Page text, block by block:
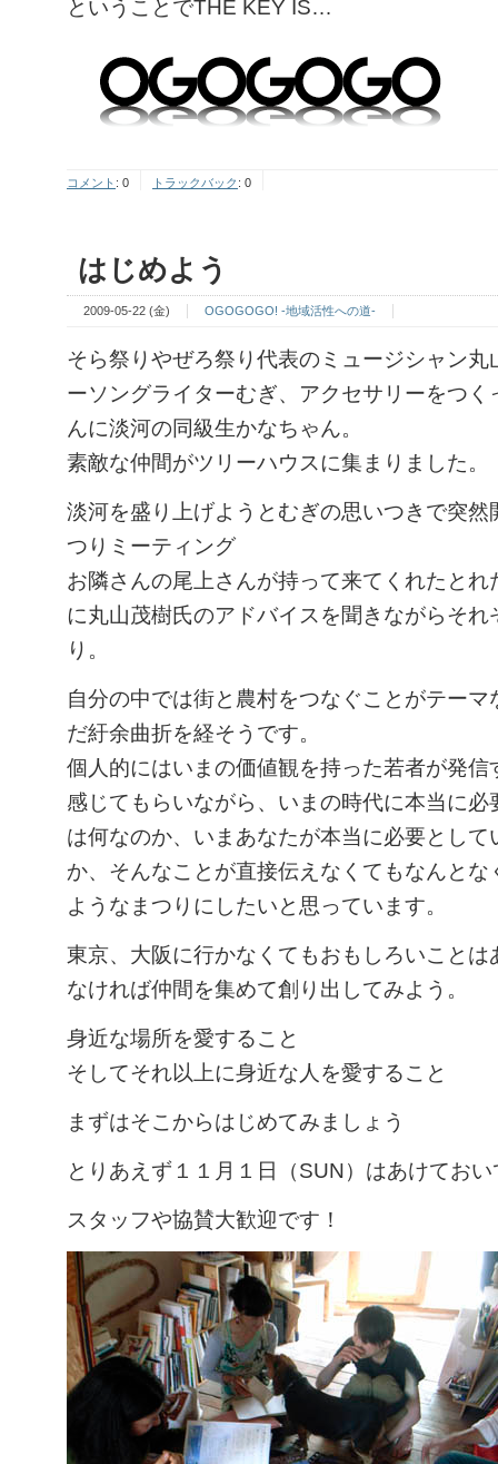
ということでTHE KEY IS…
コメント : 0 トラックバック : 0
はじめよう
2009-05-22 (金) OGOGOGO! -地域活性への道-
そら祭りやぜろ祭り代表のミュージシャン丸
ーソングライターむぎ、アクセサリーをつく
んに淡河の同級生かなちゃん。
素敵な仲間がツリーハウスに集まりました。
淡河を盛り上げようとむぎの思いつきで突然
つりミーティング
お隣さんの尾上さんが持って来てくれたとれ
に丸山茂樹氏のアドバイスを聞きながらそれ
り。
自分の中では街と農村をつなぐことがテー
だ紆余曲折を経そうです。
個人的にはいまの価値観を持った若者が発信
感じてもらいながら、いまの時代に本当に必
は何なのか、いまあなたが本当に必要として
か、そんなことが直接伝えなくてもなんとな
ようなまつりにしたいと思っています。
東京、大阪に行かなくてもおもしろいことは
なければ仲間を集めて創り出してみよう。
身近な場所を愛すること
そしてそれ以上に身近な人を愛すること
まずはそこからはじめてみましょう
とりあえず１１月１日（SUN）はあけてお
スタッフや協賛大歓迎です！